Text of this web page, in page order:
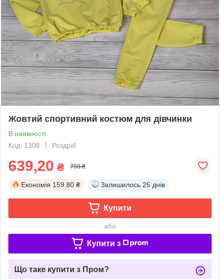
Жовтий спортивний костюм для дівчинки
В наявності
Код: 1308
Роздріб
639,20 ₴ 799 ₴
Економія 159.80 ₴ Залишилось 25 днів
Купити
або
Купити з
Що таке купити з Пром?